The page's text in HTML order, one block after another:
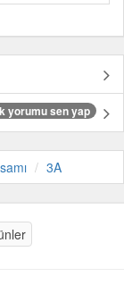
yorumu sen yap
3A